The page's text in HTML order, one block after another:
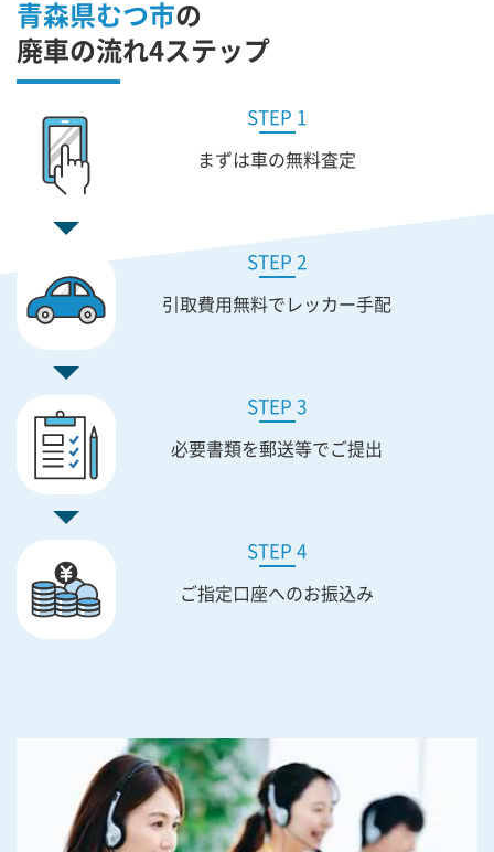
青森県むつ市の
廃車の流れ4ステップ
STEP 1
まずは車の無料査定
STEP 2
引取費用無料でレッカー手配
STEP 3
必要書類を郵送等でご提出
STEP 4
ご指定口座へのお振込み